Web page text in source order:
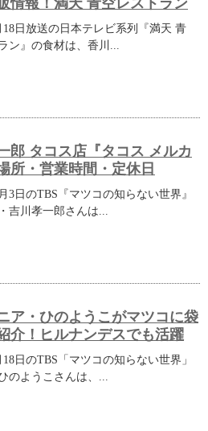
情報！満天 青空レストラン
18日放送の日本テレビ系列『満天 青
ン』の食材は、香川...
郎 タコス店『タコス メルカ
所・営業時間・定休日
3日のTBS『マツコの知らない世界』
吉川孝一郎さんは...
ア・ひのようこがマツコに袋
介！ヒルナンデスでも活躍
18日のTBS「マツコの知らない世界」
のようこさんは、...